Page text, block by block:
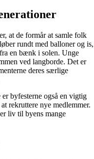
at de formår at samle folk
rundt med balloner og is,
en bænk i solen. Unge
ved langborde. Det er
deres særlige
byfesterne også en vigtig
rekruttere nye medlemmer.
liv til byens mange